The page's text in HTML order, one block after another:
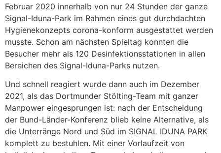
Februar 2020 innerhalb von nur 24 Stunden der ganze
Signal-Iduna-Park im Rahmen eines gut durchdachten
Hygienekonzepts corona-konform ausgestattet werden
musste. Schon am nächsten Spieltag konnten die
Besucher mehr als 120 Desinfektionsstationen in allen
Bereichen des Signal-Iduna-Parks nutzen.
Und schnell reagiert wurde dann auch im Dezember
2021, als das Dortmunder Stölting-Team mit ganzer
Manpower eingesprungen ist: nach der Entscheidung
der Bund-Länder-Konferenz blieb keine Alternative, als
die Unterränge Nord und Süd im SIGNAL IDUNA PARK
komplett zu bestuhlen. Mit einer Vorlaufzeit von